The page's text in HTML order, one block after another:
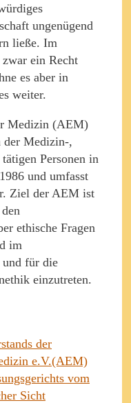
ungenügend
ließe. Im
ein Recht
es aber in
weiter.
Medizin (AEM)
der Medizin-,
Personen in
und umfasst
Ziel der AEM ist
ethische Fragen
im
und für die
einzutreten.
der
e.V.(AEM)
vom
Sicht